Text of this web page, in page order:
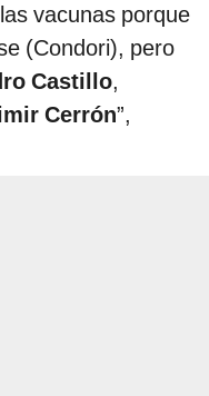
vacunas porque
(Condori), pero
Castillo,
Cerrón”,